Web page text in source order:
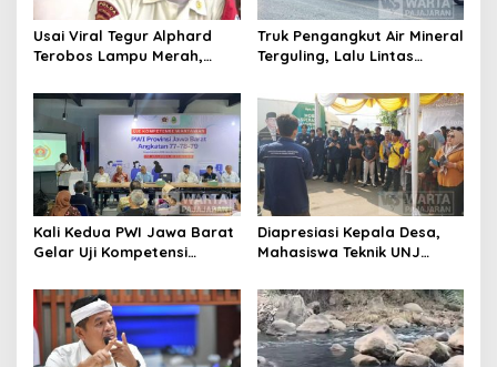
Usai Viral Tegur Alphard
Terobos Lampu Merah,
Jadi Satpam Gedung Sate
Truk Pengangkut Air Mineral
Terguling, Lalu Lintas
Memadat
Kali Kedua PWI Jawa Barat
Gelar Uji Kompetensi
Diapresiasi Kepala Desa,
Mahasiswa Teknik UNJ
Pengelolaan Sampah